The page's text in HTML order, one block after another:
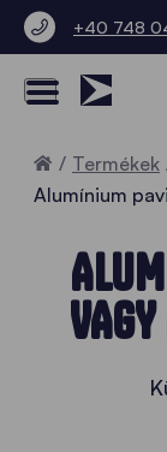
+40 748
Home
Termékek
Alumínium